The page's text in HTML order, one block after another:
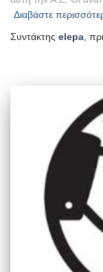
Διαβάστε
Συντάκτης elepa ,